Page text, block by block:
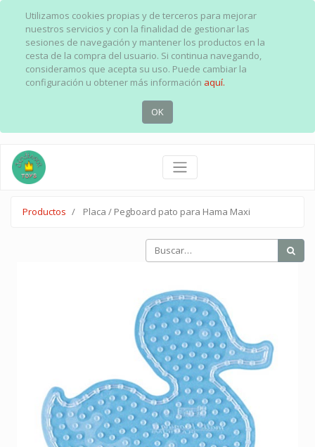
Utilizamos cookies propias y de terceros para mejorar
nuestros servicios y con la finalidad de gestionar las
sesiones de navegación y mantener los productos en la
cesta de la compra del usuario. Si continua navegando,
consideramos que acepta su uso. Puede cambiar la
configuración u obtener más información aquí.
OK
Productos Placa / Pegboard pato para Hama Maxi